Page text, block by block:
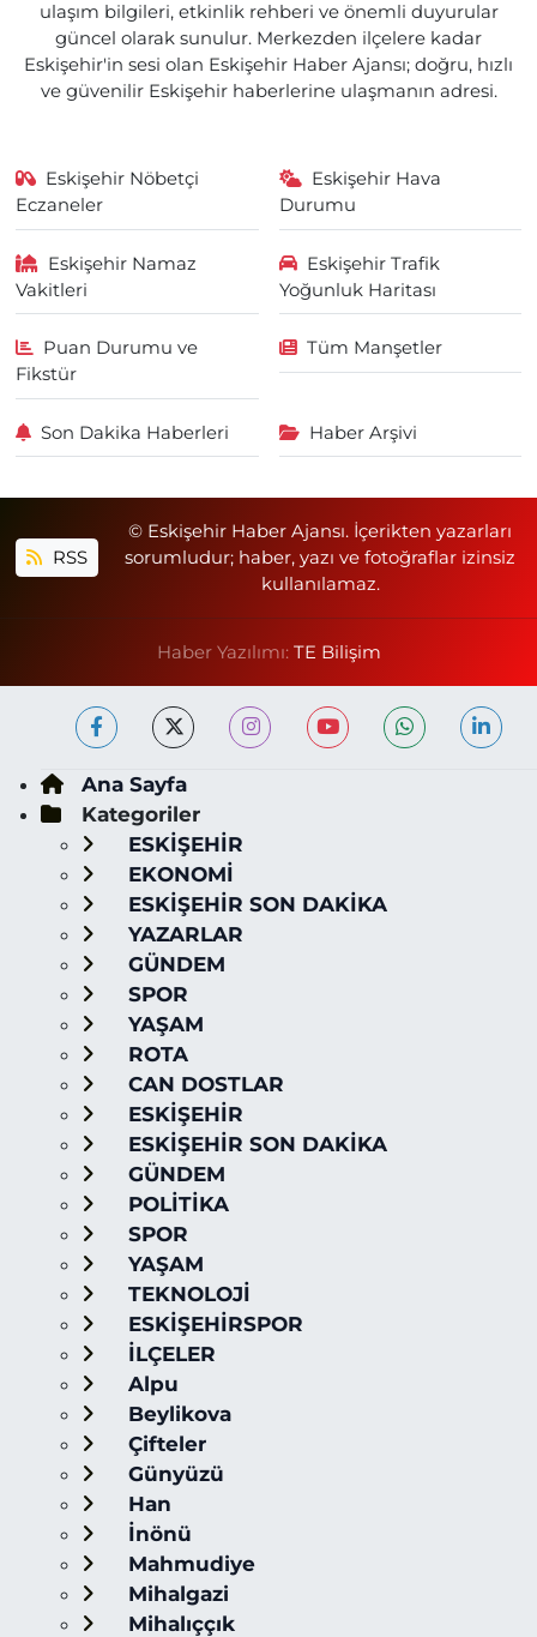
ulaşım bilgileri, etkinlik rehberi ve önemli duyurular
güncel olarak sunulur. Merkezden ilçelere kadar
Eskişehir'in sesi olan Eskişehir Haber Ajansı; doğru, hızlı
ve güvenilir Eskişehir haberlerine ulaşmanın adresi.
Eskişehir Nöbetçi
Eczaneler
Eskişehir Hava
Durumu
Eskişehir Namaz
Vakitleri
Eskişehir Trafik
Yoğunluk Haritası
Puan Durumu ve
Fikstür
Tüm Manşetler
Son Dakika Haberleri Haber Arşivi
RSS
© Eskişehir Haber Ajansı. İçerikten yazarları
sorumludur; haber, yazı ve fotoğraflar izinsiz
kullanılamaz.
Haber Yazılımı: TE Bilişim
Ana Sayfa
Kategoriler
ESKİŞEHİR
EKONOMİ
ESKİŞEHİR SON DAKİKA
YAZARLAR
GÜNDEM
SPOR
YAŞAM
ROTA
CAN DOSTLAR
ESKİŞEHİR
ESKİŞEHİR SON DAKİKA
GÜNDEM
POLİTİKA
SPOR
YAŞAM
TEKNOLOJİ
ESKİŞEHİRSPOR
İLÇELER
Alpu
Beylikova
Çifteler
Günyüzü
Han
İnönü
Mahmudiye
Mihalgazi
Mihalıççık